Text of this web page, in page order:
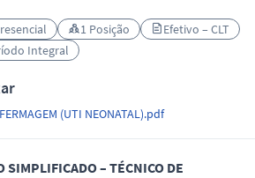
1 Posição
Efetivo – CLT
Integral
(UTI NEONATAL).pdf
SIMPLIFICADO – TÉCNICO DE